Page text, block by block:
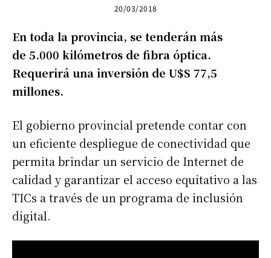
20/03/2018
En toda la provincia, se tenderán más
de 5.000 kilómetros de fibra óptica.
Requerirá una inversión de U$S 77,5
millones.
El gobierno provincial pretende contar con
un eficiente despliegue de conectividad que
permita brindar un servicio de Internet de
calidad y garantizar el acceso equitativo a las
TICs a través de un programa de inclusión
digital.